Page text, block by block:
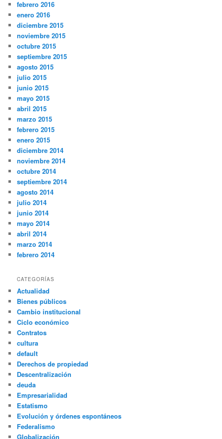
febrero 2016
enero 2016
diciembre 2015
noviembre 2015
octubre 2015
septiembre 2015
agosto 2015
julio 2015
junio 2015
mayo 2015
abril 2015
marzo 2015
febrero 2015
enero 2015
diciembre 2014
noviembre 2014
octubre 2014
septiembre 2014
agosto 2014
julio 2014
junio 2014
mayo 2014
abril 2014
marzo 2014
febrero 2014
CATEGORÍAS
Actualidad
Bienes públicos
Cambio institucional
Ciclo económico
Contratos
cultura
default
Derechos de propiedad
Descentralización
deuda
Empresarialidad
Estatismo
Evolución y órdenes espontáneos
Federalismo
Globalización